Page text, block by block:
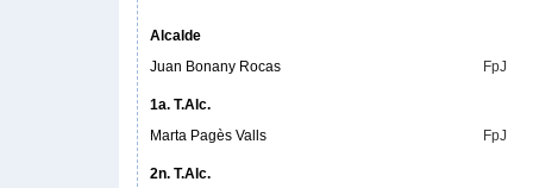
Alcalde
Juan Bonany Rocas
FpJ
1a. T.Alc.
Marta Pagès Valls
FpJ
2n. T.Alc.